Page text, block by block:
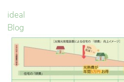
ideal
Blog